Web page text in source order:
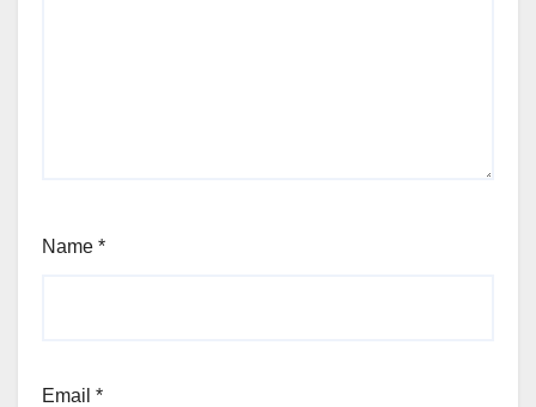
Name *
Email *